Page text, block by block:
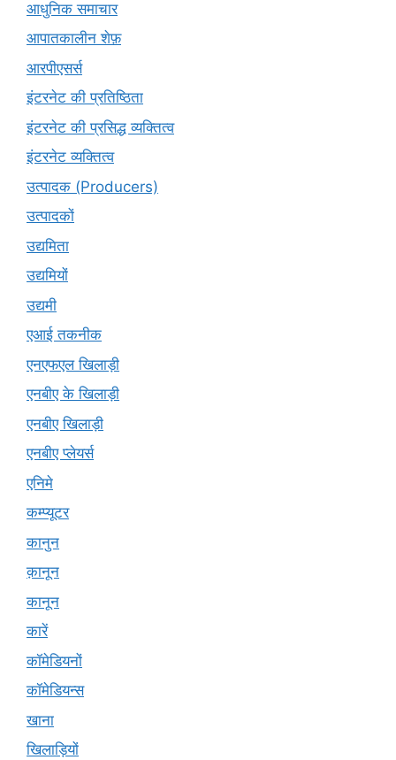
आधुनिक समाचार
आपातकालीन शेफ़
आरपीएसर्स
इंटरनेट की प्रतिष्ठिता
इंटरनेट की प्रसिद्ध व्यक्तित्व
इंटरनेट व्यक्तित्व
उत्पादक (Producers)
उत्पादकों
उद्यमिता
उद्यमियों
उद्यमी
एआई तकनीक
एनएफएल खिलाड़ी
एनबीए के खिलाड़ी
एनबीए खिलाड़ी
एनबीए प्लेयर्स
एनिमे
कम्प्यूटर
कानुन
क़ानून
कानून
कारें
कॉमेडियनों
कॉमेडियन्स
खाना
खिलाड़ियों